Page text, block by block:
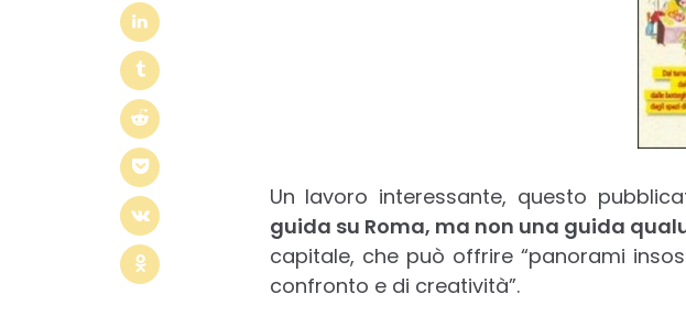
Un lavoro interessante, questo
guida su Roma, ma non una guida
capitale, che può offrire “panorami
confronto e di creatività”.